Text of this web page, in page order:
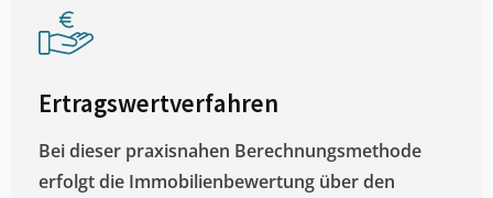
Ertragswertverfahren
Bei dieser praxisnahen Berechnungsmethode
erfolgt die Immobilienbewertung über den